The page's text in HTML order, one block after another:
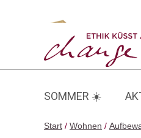
SOMMER ☀️
Start / Wohnen /